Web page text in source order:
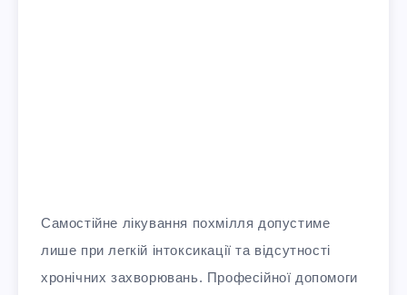
Самостійне лікування похмілля допустиме
лише при легкій інтоксикації та відсутності
хронічних захворювань. Професійної допомоги